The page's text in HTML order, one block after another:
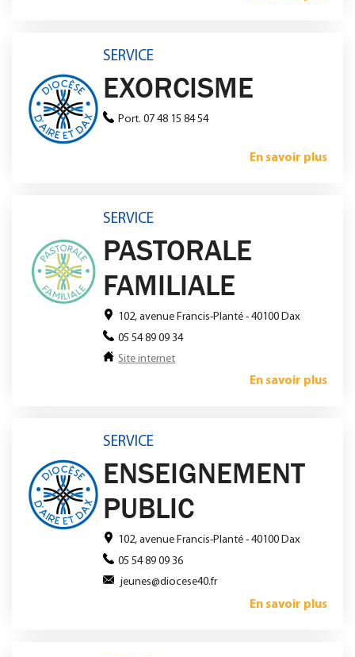
SERVICE
EXORCISME
Port. 07 48 15 84 54
En savoir plus
SERVICE
PASTORALE
FAMILIALE
102, avenue Francis-Planté - 40100 Dax
05 54 89 09 34
Site internet
En savoir plus
SERVICE
ENSEIGNEMENT
PUBLIC
102, avenue Francis-Planté - 40100 Dax
05 54 89 09 36
jeunes@diocese40.fr
En savoir plus